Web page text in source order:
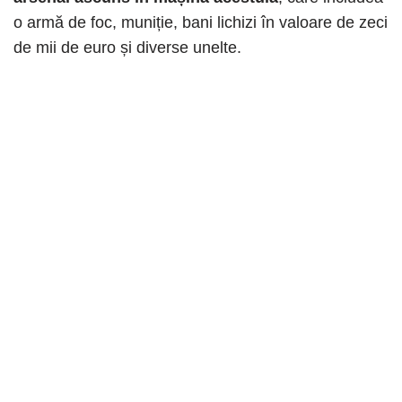
o armă de foc, muniție, bani lichizi în valoare de zeci
de mii de euro și diverse unelte.